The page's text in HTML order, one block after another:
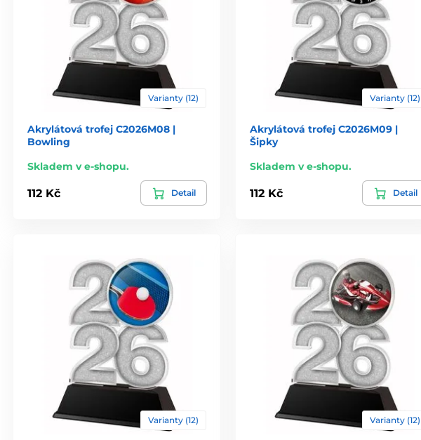
Varianty (12)
Akrylátová trofej C2026M08 |
Bowling
Skladem v e-shopu.
112 Kč Detail
Varianty (12)
Akrylátová trofej C2026M09 |
Šipky
Skladem v e-shopu.
112 Kč Detail
Varianty (12) Varianty (12)